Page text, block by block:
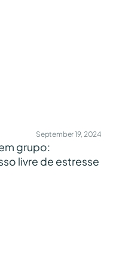
September 19, 2024
grupo:
livre de estresse